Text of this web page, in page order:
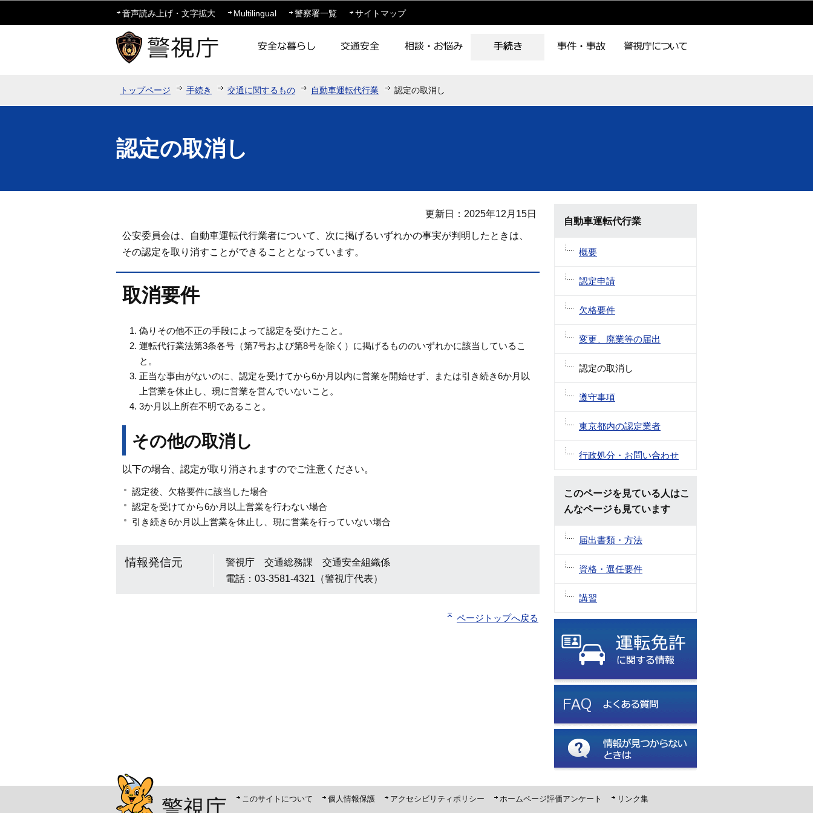
このページの本文へ移動
音声読み上げ・文字拡大 Multilingual 警察署一覧 サイトマップ
トップページ 手続き 交通に関するもの 自動車運転代行業 認定の取消し
認定の取消し
更新日：2025年12月15日
公安委員会は、自動車運転代行業者について、次に掲げるいずれかの事実が判明したときは、
その認定を取り消すことができることとなっています。
取消要件
偽りその他不正の手段によって認定を受けたこと。
運転代行業法第3条各号（第7号および第8号を除く）に掲げるもののいずれかに該当しているこ
と。
正当な事由がないのに、認定を受けてから6か月以内に営業を開始せず、または引き続き6か月以
上営業を休止し、現に営業を営んでいないこと。
3か月以上所在不明であること。
その他の取消し
以下の場合、認定が取り消されますのでご注意ください。
認定後、欠格要件に該当した場合
認定を受けてから6か月以上営業を行わない場合
引き続き6か月以上営業を休止し、現に営業を行っていない場合
情報発信元
警視庁 交通総務課 交通安全組織係
電話：03-3581-4321（警視庁代表）
ページトップへ戻る
自動車運転代行業
概要
認定申請
欠格要件
変更、廃業等の届出
認定の取消し
遵守事項
東京都内の認定業者
行政処分・お問い合わせ
このページを見ている人はこ
んなページも見ています
届出書類・方法
資格・選任要件
講習
警視庁 このサイトについて 個人情報保護 アクセシビリティポリシー ホームページ評価アンケート リンク集